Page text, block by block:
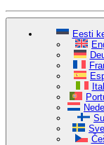
Eesti